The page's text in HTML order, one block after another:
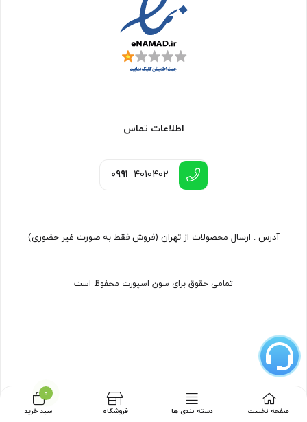
صفحه نخست دسته بندی ها فروشگاه
0
سبد خرید
اطلاعات تماس
0991 4010402
آدرس : ارسال محصولات از تهران (فروش فقط به صورت غیر حضوری)
تمامی حقوق برای سون اسپورت محفوظ است